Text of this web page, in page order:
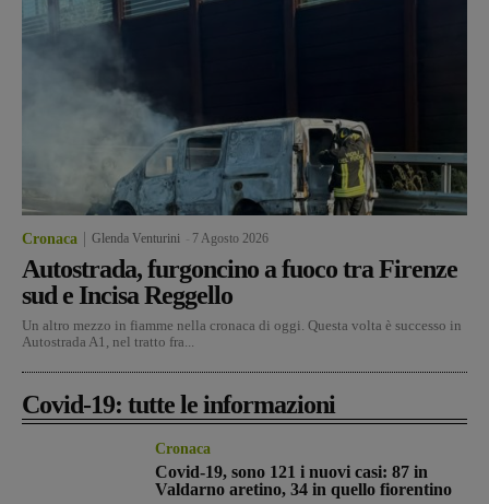
Cronaca Glenda Venturini 7 Agosto 2026
Autostrada, furgoncino a fuoco tra Firenze
sud e Incisa Reggello
Un altro mezzo in fiamme nella cronaca di oggi. Questa volta è successo in
Autostrada A1, nel tratto fra...
Covid-19: tutte le informazioni
Cronaca
Covid-19, sono 121 i nuovi casi: 87 in
Valdarno aretino, 34 in quello fiorentino